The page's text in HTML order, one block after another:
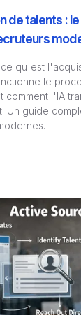
de talents :
qu'est
le
comment l'IA
Un guide